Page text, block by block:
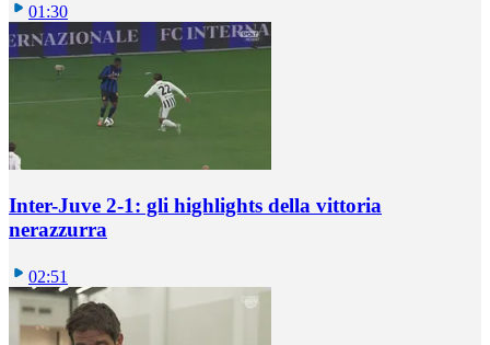
01:30
Inter-Juve 2-1: gli highlights della vittoria
nerazzurra
02:51